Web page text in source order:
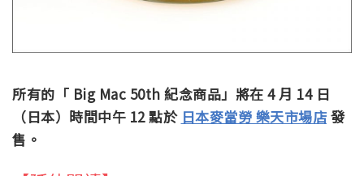
所有的「 Big Mac 50th 紀念商品」將在 4 月 14 日
（日本）時間中午 12 點於 日本麥當勞 樂天市場店發
售。